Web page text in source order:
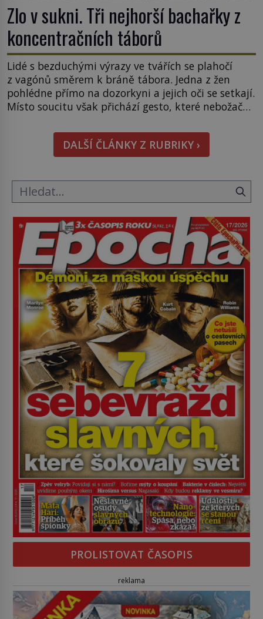
Zlo v sukni. Tři nejhorší bachařky z
koncentračních táborů
Lidé s bezduchými výrazy ve tvářích se plahočí
z vagónů směrem k bráně tábora. Jedna z žen
pohlédne přímo na dozorkyni a jejich oči se setkají.
Místo soucitu však přichází gesto, které nebožačku
Rudolf Höss (1901–1947), Josef Mengele (1911–
1979) či Heinrich Himmler (1900–1945) zná každý,
o koho se historie jen otřela. Jenže […]
DALŠÍ ČLÁNKY Z RUBRIKY ›
PROLISTOVAT ČASOPIS
reklama